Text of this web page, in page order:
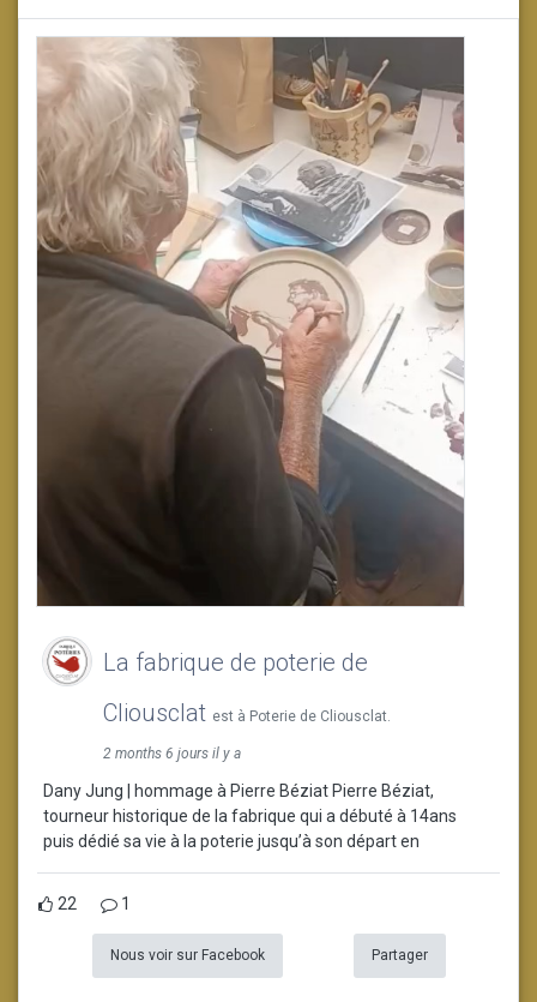
La fabrique de poterie de
Cliousclat est à Poterie de Cliousclat.
2 months 6 jours il y a
Dany Jung | hommage à Pierre Béziat Pierre Béziat,
tourneur historique de la fabrique qui a débuté à 14ans
puis dédié sa vie à la poterie jusqu’à son départ en
22 1
Nous voir sur Facebook Partager